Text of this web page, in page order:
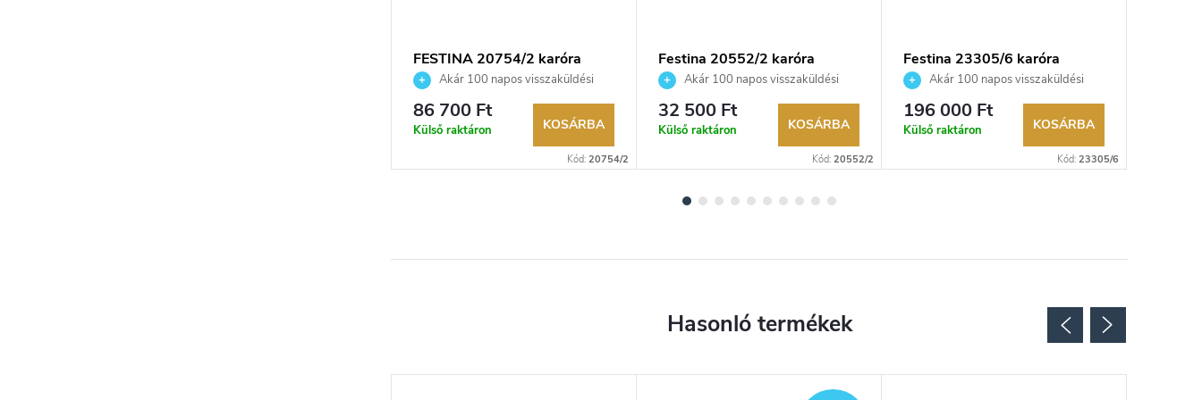
FESTINA 20754/2 karóra
Akár 100 napos visszaküldési
lehetőség. Hivatalos márkakereskedő.
86 700 Ft
Külső raktáron KOSÁRBA
Kód: 20754/2
Festina 20552/2 karóra
Akár 100 napos visszaküldési
lehetőség. Hivatalos márkakereskedő.
32 500 Ft
Külső raktáron KOSÁRBA
Kód: 20552/2
Festina 23305/6 karóra
Akár 100 napos visszaküldési
lehetőség. Hivatalos márkakereskedő.
196 000 Ft
Külső raktáron KOSÁRBA
Kód: 23305/6